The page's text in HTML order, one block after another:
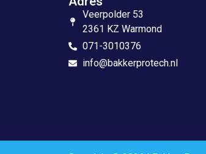
Veerpolder 53
2361 KZ Warmond
071-3010376
info@bakkerprotech.nl